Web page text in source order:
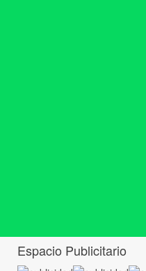
Espacio Publicitario